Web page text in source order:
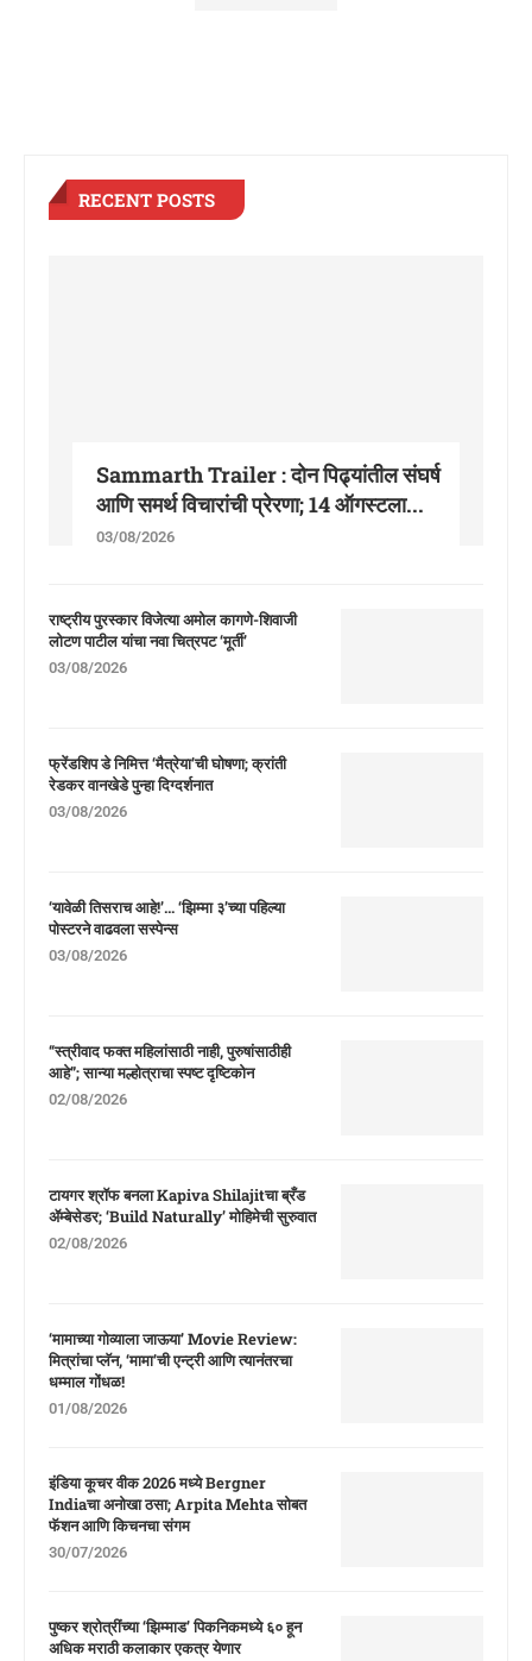
RECENT POSTS
Sammarth Trailer : दोन पिढ्यांतील संघर्ष
आणि समर्थ विचारांची प्रेरणा; 14 ऑगस्टला...
03/08/2026
राष्ट्रीय पुरस्कार विजेत्या अमोल कागणे-शिवाजी
लोटण पाटील यांचा नवा चित्रपट ‘मूर्ती’
03/08/2026
फ्रेंडशिप डे निमित्त ‘मैत्रेया’ची घोषणा; क्रांती
रेडकर वानखेडे पुन्हा दिग्दर्शनात
03/08/2026
‘यावेळी तिसराच आहे!’… ‘झिम्मा ३’च्या पहिल्या
पोस्टरने वाढवला सस्पेन्स
03/08/2026
“स्त्रीवाद फक्त महिलांसाठी नाही, पुरुषांसाठीही
आहे”; सान्या मल्होत्राचा स्पष्ट दृष्टिकोन
02/08/2026
टायगर श्रॉफ बनला Kapiva Shilajitचा ब्रँड
ॲम्बेसेडर; ‘Build Naturally’ मोहिमेची सुरुवात
02/08/2026
‘मामाच्या गोव्याला जाऊया’ Movie Review:
मित्रांचा प्लॅन, ‘मामा’ची एन्ट्री आणि त्यानंतरचा
धम्माल गोंधळ!
01/08/2026
इंडिया कूचर वीक 2026 मध्ये Bergner
Indiaचा अनोखा ठसा; Arpita Mehta सोबत
फॅशन आणि किचनचा संगम
30/07/2026
पुष्कर श्रोत्रींच्या ‘झिम्माड’ पिकनिकमध्ये ६० हून
अधिक मराठी कलाकार एकत्र येणार